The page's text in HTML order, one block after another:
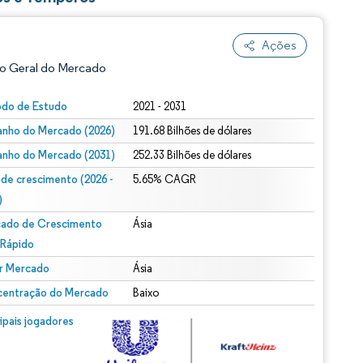
Ações
Geral do Mercado
de Estudo 2021 - 2031
do Mercado (2026) 191.68 Bilhões de dólares
do Mercado (2031) 252.33 Bilhões de dólares
de crescimento (2026 -
5.65% CAGR
de Crescimento
Ásia
Mercado Ásia
do Mercado Baixo
jogadores
© Mordor Intelligence. O reuso requer atribuição conforme CC BY 4.0.
conforme CC BY 4.0.